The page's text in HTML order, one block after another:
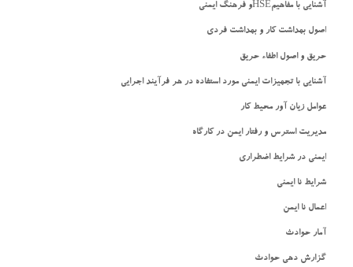
آشنایی با مفاهیمHSEو فرهنگ ایمنی
اصول بهداشت کار و بهداشت فردی
حریق و اصول اطفاء حریق
آشنایی با تجهیزات ایمنی مورد استفاده در هر فرآیند اجرایی
عوامل زیان آور محیط کار
مدیریت استرس و رفتار ایمن در کارگاه
ایمنی در شرایط اضطراری
شرایط نا ایمنی
اعمال نا ایمن
آمار حوادث
گزارش دهی حوادث